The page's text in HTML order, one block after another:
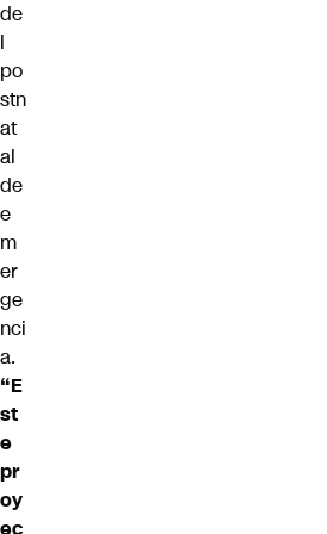
de
l
po
stn
at
al
de
e
m
er
ge
nci
a.
“E
st
e
pr
oy
ec